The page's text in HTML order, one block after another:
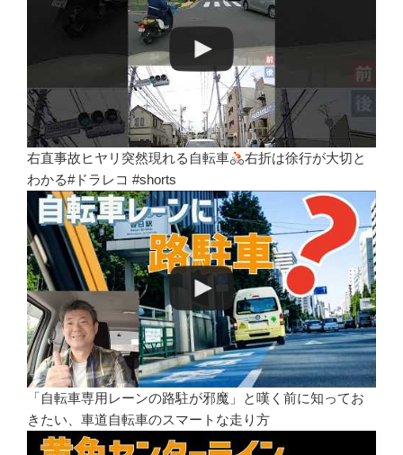
右直事故ヒヤリ突然現れる自転車
右折は徐行が大切と
わかる#ドラレコ #shorts
「自転車専用レーンの路駐が邪魔」と嘆く前に知ってお
きたい、車道自転車のスマートな走り方